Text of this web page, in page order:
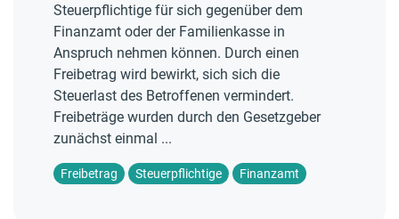
Steuerpflichtige für sich gegenüber dem
Finanzamt oder der Familienkasse in
Anspruch nehmen können. Durch einen
Freibetrag wird bewirkt, sich sich die
Steuerlast des Betroffenen vermindert.
Freibeträge wurden durch den Gesetzgeber
zunächst einmal ...
Freibetrag Steuerpflichtige Finanzamt